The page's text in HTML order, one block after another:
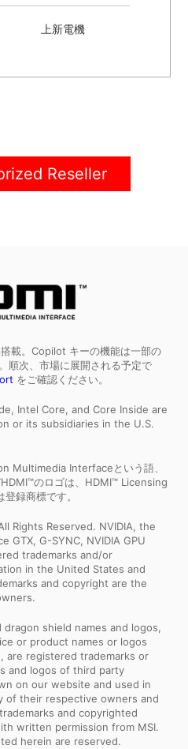
上新電機
Reseller
載。Copilot キーの機能は一部の
順次、市場に展開される予定で
をご確認ください。
Intel Core, and Core Inside are
or its subsidiaries in the U.S.
Multimedia Interfaceという語、
のロゴは、HDMI™ Licensing
録商標です。
Rights Reserved. NVIDIA, the
GTX, G-SYNC, NVIDIA GPU
trademarks and/or
in the United States and
and copyright are the
dragon shield names and logos,
or product names or logos
are registered trademarks or
and logos of third party
on our website and used in
of their respective owners and
and copyrighted
written permission from MSI.
herein are reserved.